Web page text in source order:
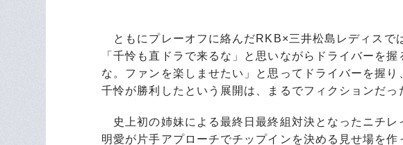
ともにプレーオフに絡んだRKB×三井松島レディスで
「千怜も直ドラで来るな」と思いながらドライバーを
な。ファンを楽しませたい」と思ってドライバーを握
千怜が勝利したという展開は、まるでフィクションだっ
史上初の姉妹による最終日最終組対決となったニチレ
明愛が片手アプローチでチップインを決める見せ場を作